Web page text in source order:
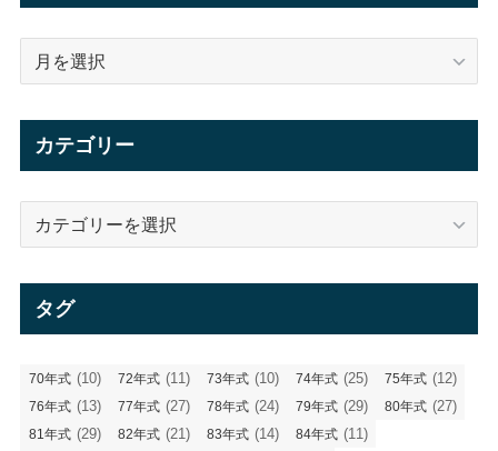
カテゴリー
タグ
70年式 (10) 72年式 (11) 73年式 (10) 74年式 (25) 75年式 (12)
76年式 (13) 77年式 (27) 78年式 (24) 79年式 (29) 80年式 (27)
81年式 (29) 82年式 (21) 83年式 (14) 84年式 (11)